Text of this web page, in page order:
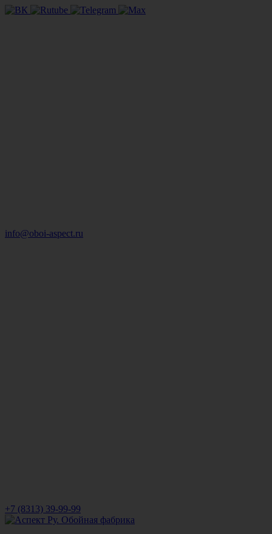
info@oboi-aspect.ru
+7 (8313) 39-99-99